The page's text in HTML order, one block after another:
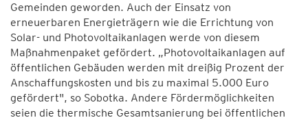
Gemeinden geworden. Auch der Einsatz von
erneuerbaren Energieträgern wie die Errichtung von
Solar- und Photovoltaikanlagen werde von diesem
Maßnahmenpaket gefördert. „Photovoltaikanlagen auf
öffentlichen Gebäuden werden mit dreißig Prozent der
Anschaffungskosten und bis zu maximal 5.000 Euro
gefördert", so Sobotka. Andere Fördermöglichkeiten
seien die thermische Gesamtsanierung bei öffentlichen